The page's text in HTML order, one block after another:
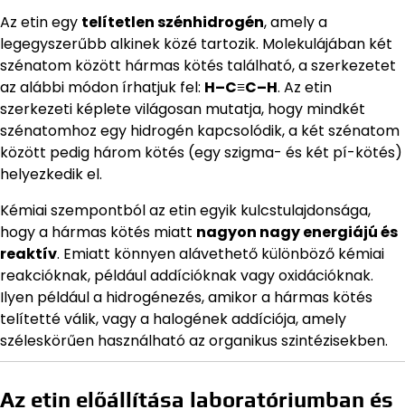
Az etin egy telítetlen szénhidrogén, amely a
legegyszerűbb alkinek közé tartozik. Molekulájában két
szénatom között hármas kötés található, a szerkezetet
az alábbi módon írhatjuk fel: H–C≡C–H. Az etin
szerkezeti képlete világosan mutatja, hogy mindkét
szénatomhoz egy hidrogén kapcsolódik, a két szénatom
között pedig három kötés (egy szigma- és két pí-kötés)
helyezkedik el.
Kémiai szempontból az etin egyik kulcstulajdonsága,
hogy a hármas kötés miatt nagyon nagy energiájú és
reaktív. Emiatt könnyen alávethető különböző kémiai
reakcióknak, például addícióknak vagy oxidációknak.
Ilyen például a hidrogénezés, amikor a hármas kötés
telítetté válik, vagy a halogének addíciója, amely
széleskörűen használható az organikus szintézisekben.
Az etin előállítása laboratóriumban és